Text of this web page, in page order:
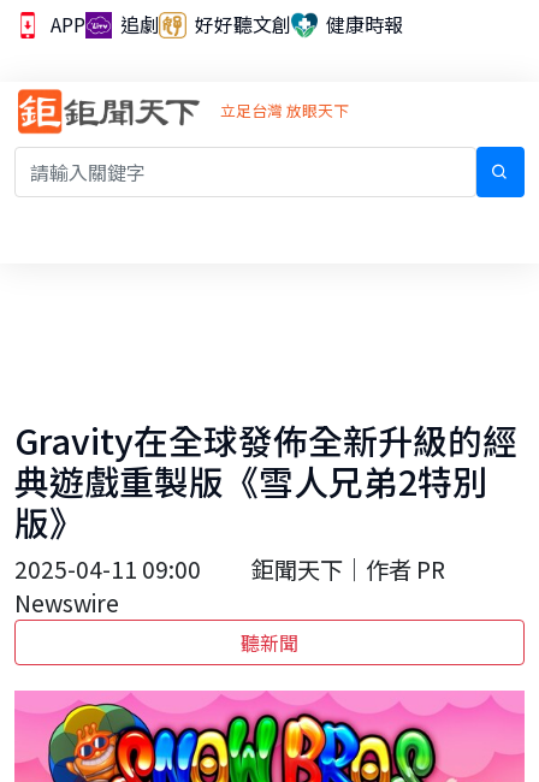
APP 追劇 好好聽文創 健康時報
立足台灣 放眼天下
Gravity在全球發佈全新升級的經
典遊戲重製版《雪人兄弟2特別
版》
2025-04-11 09:00
鉅聞天下｜作者 PR
Newswire
聽新聞